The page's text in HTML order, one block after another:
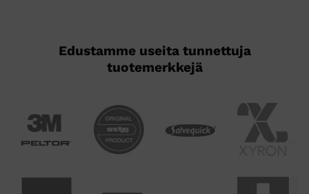
Edustamme useita tunnettuja
tuotemerkkejä